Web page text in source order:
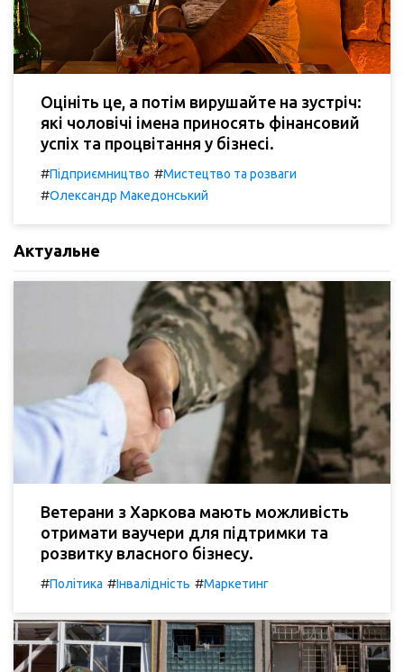
Оцініть це, а потім вирушайте на зустріч:
які чоловічі імена приносять фінансовий
успіх та процвітання у бізнесі.
#Підприємництво #Мистецтво та розваги
#Олександр Македонський
Актуальне
Ветерани з Харкова мають можливість
отримати ваучери для підтримки та
розвитку власного бізнесу.
#Політика #Інвалідність #Маркетинг